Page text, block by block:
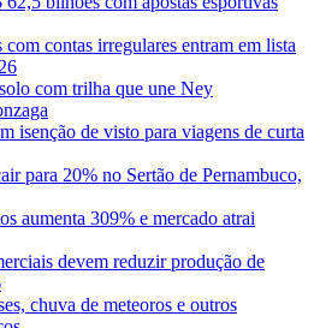
contas irregulares entram em lista
com trilha que une Ney
isenção de visto para viagens de curta
para 20% no Sertão de Pernambuco,
aumenta 309% e mercado atrai
devem reduzir produção de
chuva de meteoros e outros